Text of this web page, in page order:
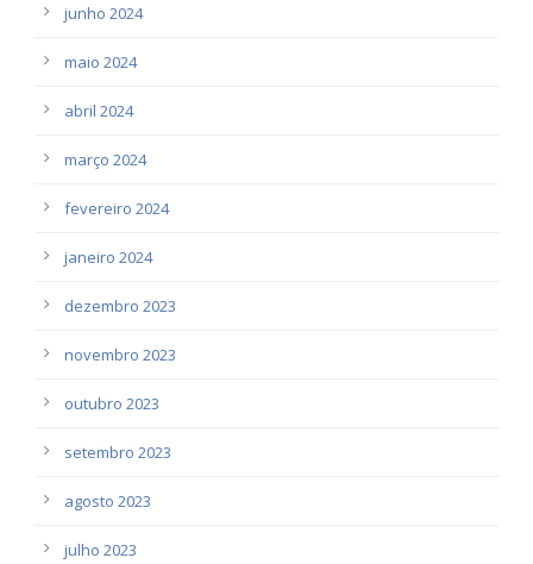
junho 2024
maio 2024
abril 2024
março 2024
fevereiro 2024
janeiro 2024
dezembro 2023
novembro 2023
outubro 2023
setembro 2023
agosto 2023
julho 2023